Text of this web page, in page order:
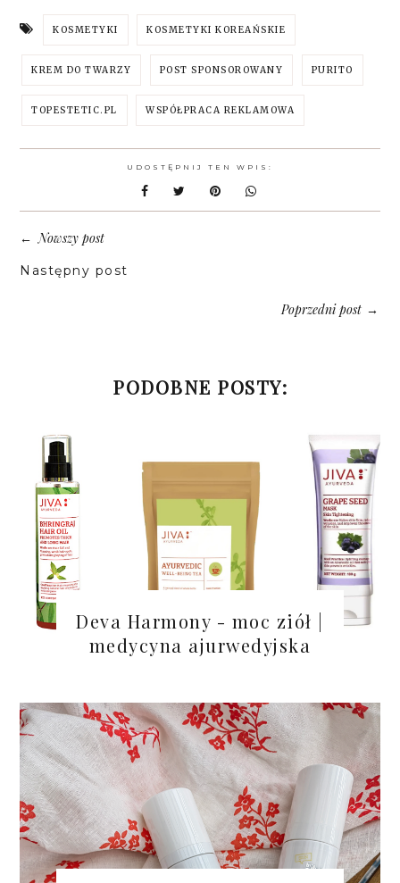
KOSMETYKI KOSMETYKI KOREAŃSKIE
KREM DO TWARZY POST SPONSOROWANY PURITO
TOPESTETIC.PL WSPÓŁPRACA REKLAMOWA
UDOSTĘPNIJ TEN WPIS:
←Nowszy post
Następny post
Poprzedni post→
PODOBNE POSTY:
Deva Harmony - moc ziół |
medycyna ajurwedyjska